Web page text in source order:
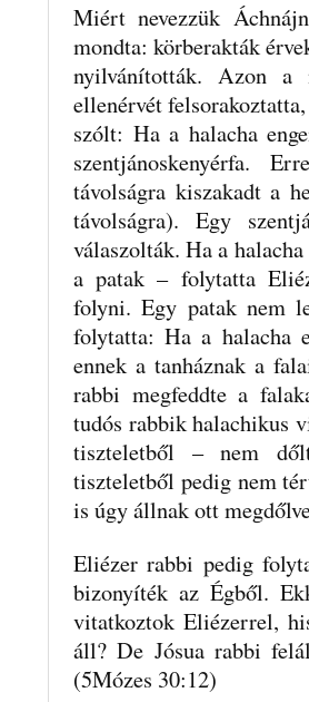
Miért nevezzük
mondta: körberakták
nyilvánították. Azon
ellenérvét
szólt: Ha a halacha
szentjánoskenyérfa.
távolságra kiszakadt a
távolságra). Egy
válaszolták. Ha a
a patak – folytatta
folyni. Egy patak nem
folytatta: Ha a halacha
ennek a tanháznak a
rabbi megfeddte a
tudós rabbik halachikus
tiszteletből – nem
tiszteletből pedig nem
is úgy állnak ott
Eliézer rabbi pedig
bizonyíték az Égből.
vitatkoztok Eliézerrel,
áll? De Jósua rabbi
(5Mózes 30:12)